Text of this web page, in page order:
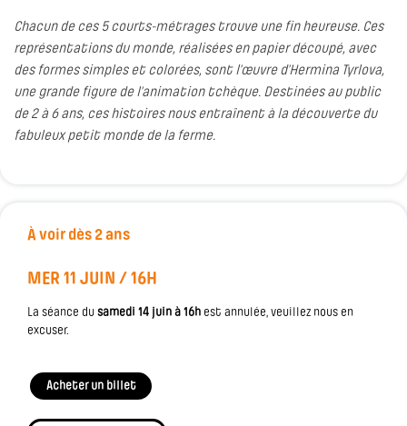
Chacun de ces 5 courts-métrages trouve une fin heureuse. Ces
représentations du monde, réalisées en papier découpé, avec
des formes simples et colorées, sont l’œuvre d’Hermina Tyrlova,
une grande figure de l’animation tchèque. Destinées au public
de 2 à 6 ans, ces histoires nous entraînent à la découverte du
fabuleux petit monde de la ferme.
À voir dès 2 ans
MER 11 JUIN / 16H
La séance du samedi 14 juin à 16h est annulée, veuillez nous en
excuser.
Acheter un billet